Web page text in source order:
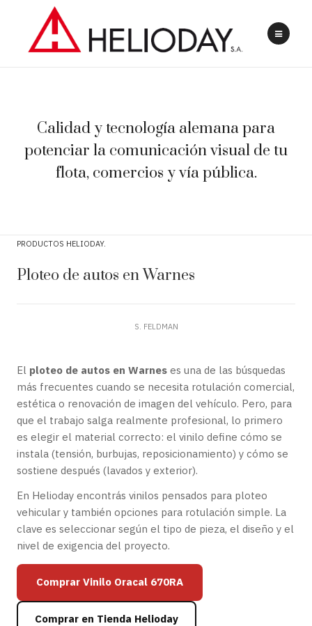
Calidad y tecnología alemana para
potenciar la comunicación visual de tu
flota, comercios y vía pública.
PRODUCTOS HELIODAY
Ploteo de autos en Warnes
S. FELDMAN
El ploteo de autos en Warnes es una de las búsquedas
más frecuentes cuando se necesita rotulación comercial,
estética o renovación de imagen del vehículo. Pero, para
que el trabajo salga realmente profesional, lo primero
es elegir el material correcto: el vinilo define cómo se
instala (tensión, burbujas, reposicionamiento) y cómo se
sostiene después (lavados y exterior).
En Helioday encontrás vinilos pensados para ploteo
vehicular y también opciones para rotulación simple. La
clave es seleccionar según el tipo de pieza, el diseño y el
nivel de exigencia del proyecto.
Comprar Vinilo Oracal 670RA
Comprar en Tienda Helioday